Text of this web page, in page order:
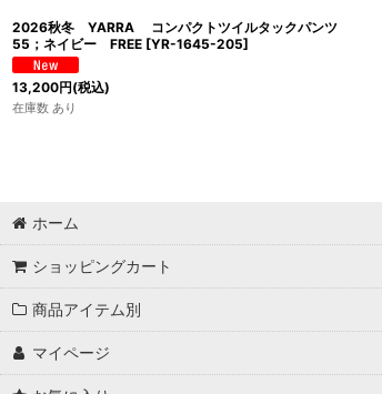
2026秋冬 YARRA コンパクトツイルタックパンツ
55；ネイビー FREE [YR-1645-205]
13,200円(税込)
在庫数 あり
ホーム
ショッピングカート
商品アイテム別
マイページ